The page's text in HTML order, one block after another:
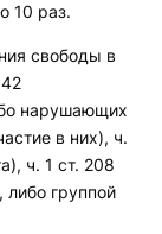
10 раз.
свободы в
нарушающих
в них), ч.
ч. 1 ст. 208
либо группой